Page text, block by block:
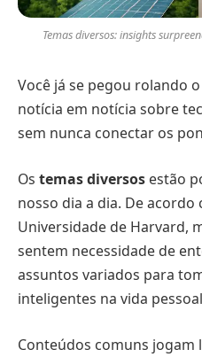
Temas diversos: insights
Você já se pegou rolando
notícia em notícia sobre
sem nunca conectar os
Os temas diversos estão
nosso dia a dia. De acordo
Universidade de Harvard,
sentem necessidade de
assuntos variados para
inteligentes na vida
Conteúdos comuns jogam